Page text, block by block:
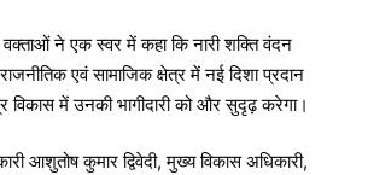
वक्ताओं ने एक स्वर में कहा कि नारी शक्ति वंदन
एवं सामाजिक क्षेत्र में नई दिशा प्रदान
में उनकी भागीदारी को और सुदृढ़ करेगा।
आशुतोष कुमार द्विवेदी, मुख्य विकास अधिकारी,